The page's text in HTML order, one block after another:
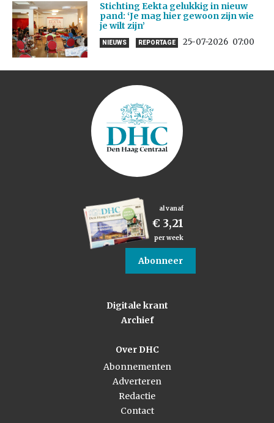
Stichting Eekta gelukkig in nieuw
pand: ‘Je mag hier gewoon zijn wie
je wilt zijn’
NIEUWS REPORTAGE 25-07-2026 07:00
al vanaf
€ 3,21
per week
Abonneer
Digitale krant
Archief
Over DHC
Abonnementen
Adverteren
Redactie
Contact